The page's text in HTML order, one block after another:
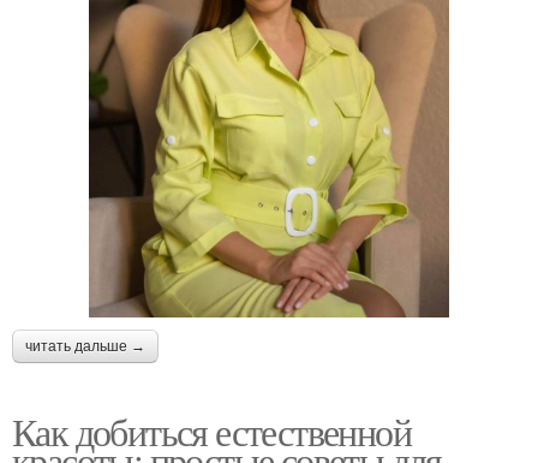
читать дальше →
Как добиться естественной